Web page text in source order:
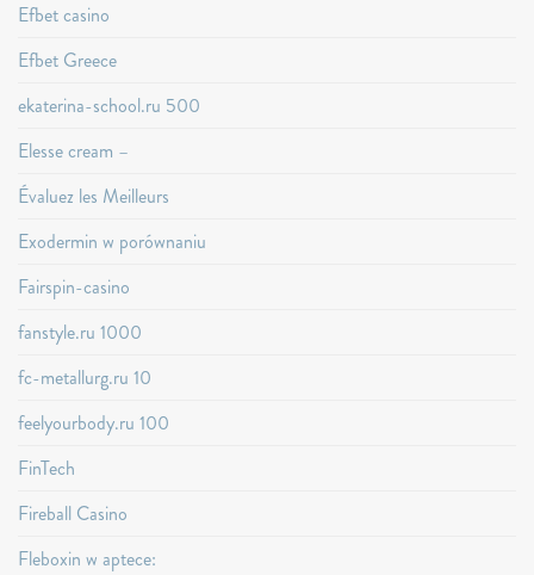
Efbet casino
Efbet Greece
ekaterina-school.ru 500
Elesse cream –
Évaluez les Meilleurs
Exodermin w porównaniu
Fairspin-casino
fanstyle.ru 1000
fc-metallurg.ru 10
feelyourbody.ru 100
FinTech
Fireball Casino
Fleboxin w aptece: